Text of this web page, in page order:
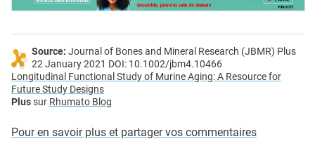
Source: Journal of Bones and Mineral Research (JBMR) Plus
22 January 2021 DOI: 10.1002/jbm4.10466
Longitudinal Functional Study of Murine Aging: A Resource for
Future Study Designs
Plussur Rhumato Blog
Pour en savoir plus et partager vos commentaires